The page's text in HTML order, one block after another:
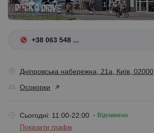
1 / 6
+38 063 548 ...
Дніпровська набережна, 21а, Київ, 02000
Осокорки
Сьогодні: 11:00-22:00 Відчинено
Показати графік